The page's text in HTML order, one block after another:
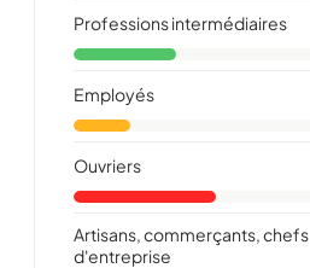
Professions intermédiaires
Employés
Ouvriers
Artisans, commerçants, chefs
d'entreprise